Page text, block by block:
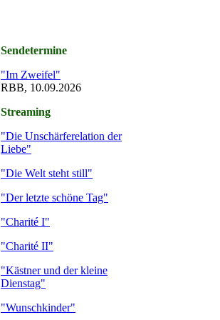
Sendetermine
"Im Zweifel"
RBB, 10.09.2026
Streaming
"Die Unschärferelation der
Liebe"
"Die Welt steht still"
"Der letzte schöne Tag"
"Charité I"
"Charité II"
"Kästner und der kleine
Dienstag"
"Wunschkinder"